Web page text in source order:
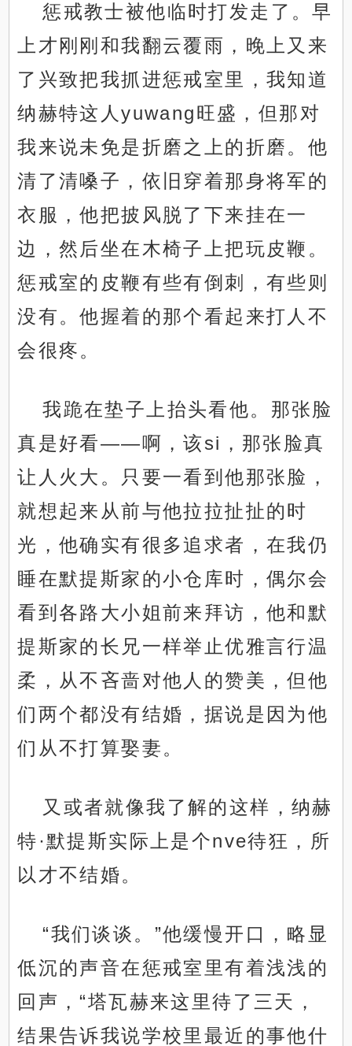
惩戒教士被他临时打发走了。早
上才刚刚和我翻云覆雨，晚上又来
了兴致把我抓进惩戒室里，我知道
纳赫特这人yuwang旺盛，但那对
我来说未免是折磨之上的折磨。他
清了清嗓子，依旧穿着那身将军的
衣服，他把披风脱了下来挂在一
边，然后坐在木椅子上把玩皮鞭。
惩戒室的皮鞭有些有倒刺，有些则
没有。他握着的那个看起来打人不
会很疼。
我跪在垫子上抬头看他。那张脸
真是好看——啊，该si，那张脸真
让人火大。只要一看到他那张脸，
就想起来从前与他拉拉扯扯的时
光，他确实有很多追求者，在我仍
睡在默提斯家的小仓库时，偶尔会
看到各路大小姐前来拜访，他和默
提斯家的长兄一样举止优雅言行温
柔，从不吝啬对他人的赞美，但他
们两个都没有结婚，据说是因为他
们从不打算娶妻。
又或者就像我了解的这样，纳赫
特·默提斯实际上是个nve待狂，所
以才不结婚。
“我们谈谈。”他缓慢开口，略显
低沉的声音在惩戒室里有着浅浅的
回声，“塔瓦赫来这里待了三天，
结果告诉我说学校里最近的事他什